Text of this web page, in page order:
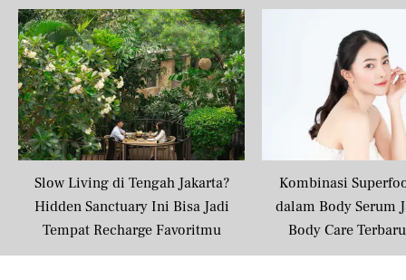
Slow Living di Tengah Jakarta?
Hidden Sanctuary Ini Bisa Jadi
Tempat Recharge Favoritmu
Kombinasi
dalam Body Serum
Body Care
Masyarakat